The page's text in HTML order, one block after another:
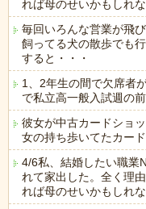
れば母のせいかもしれ
毎回いろんな営業が飛
飼ってる犬の散歩でも
すると・・・
1、2年生の間で欠席者
で私立高一般入試週の
彼女が中古カードショ
女の持ち歩いてたカー
4/6私、結婚したい職業
れて家出した。全く理
れば母のせいかもしれ